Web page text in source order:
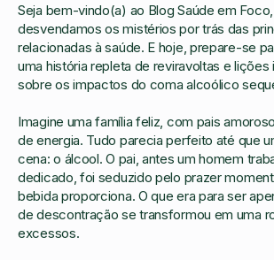
Seja bem-vindo(a) ao Blog Saúde em
desvendamos os mistérios por trás das
relacionadas à saúde. E hoje, prepare-se
uma história repleta de reviravoltas e lições
sobre os impactos do coma alcoólico
Imagine uma família feliz, com pais
de energia. Tudo parecia perfeito até que
cena: o álcool. O pai, antes um homem
dedicado, foi seduzido pelo prazer
bebida proporciona. O que era para ser
de descontração se transformou em uma
excessos.